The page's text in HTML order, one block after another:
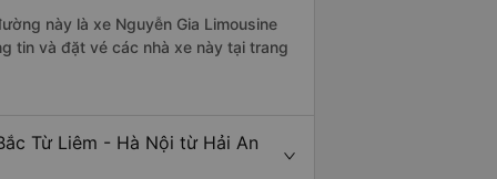
này là xe Nguyễn Gia Limousine
tin và đặt vé các nhà xe này tại trang
Từ Liêm - Hà Nội từ Hải An